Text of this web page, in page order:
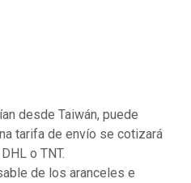
desde Taiwán, puede
tarifa de envío se cotizará
o TNT.
de los aranceles e